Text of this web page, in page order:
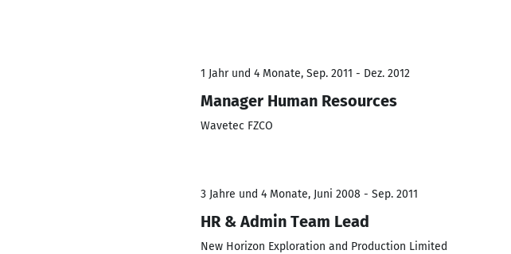
1 Jahr und 4 Monate, Sep. 2011 - Dez. 2012
Manager Human Resources
Wavetec FZCO
3 Jahre und 4 Monate, Juni 2008 - Sep. 2011
HR & Admin Team Lead
New Horizon Exploration and Production Limited